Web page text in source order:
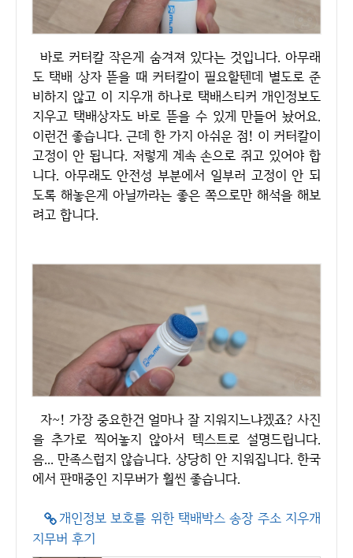
바로 커터칼 작은게 숨겨져 있다는 것입니다. 아무래
도 택배 상자 뜯을 때 커터칼이 필요할텐데 별도로 준
비하지 않고 이 지우개 하나로 택배스티커 개인정보도
지우고 택배상자도 바로 뜯을 수 있게 만들어 놨어요.
이런건 좋습니다. 근데 한 가지 아쉬운 점! 이 커터칼이
고정이 안 됩니다. 저렇게 계속 손으로 쥐고 있어야 합
니다. 아무래도 안전성 부분에서 일부러 고정이 안 되
도록 해놓은게 아닐까라는 좋은 쪽으로만 해석을 해보
려고 합니다.
자~! 가장 중요한건 얼마나 잘 지워지느냐겠죠? 사진
을 추가로 찍어놓지 않아서 텍스트로 설명드립니다.
음... 만족스럽지 않습니다. 상당히 안 지워집니다. 한국
에서 판매중인 지무버가 훨씬 좋습니다.
개인정보 보호를 위한 택배박스 송장 주소 지우개
지무버 후기